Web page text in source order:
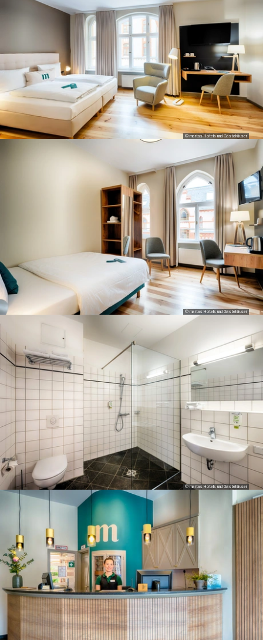
© martas Hotels und Gästehäuser
© martas Hotels und Gästehäuser
© martas Hotels und Gästehäuser